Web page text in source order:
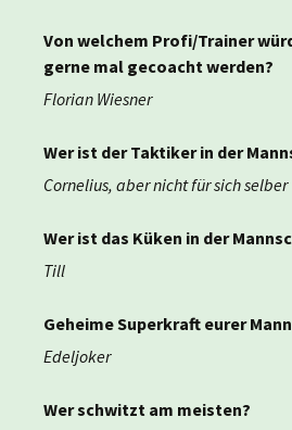
Von welchem Profi/Trainer
gerne mal gecoacht werden?
Florian Wiesner
Wer ist der Taktiker in der
Cornelius, aber nicht für sich selber
Wer ist das Küken in der
Till
Geheime Superkraft eurer
Edeljoker
Wer schwitzt am meisten?